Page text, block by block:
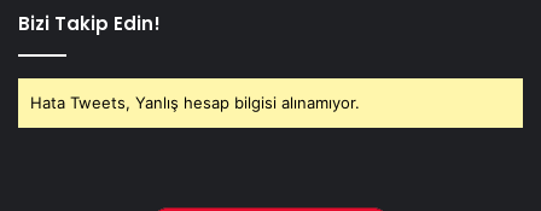
Bizi Takip Edin!
Hata Tweets, Yanlış hesap bilgisi alınamıyor.